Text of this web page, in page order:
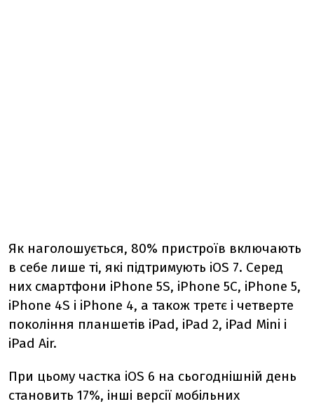
Як наголошується, 80% пристроїв включають
в себе лише ті, які підтримують iOS 7. Серед
них смартфони iPhone 5S, iPhone 5C, iPhone 5,
iPhone 4S і iPhone 4, а також третє і четверте
покоління планшетів iPad, iPad 2, iPad Mini і
iPad Air.
При цьому частка iOS 6 на сьогоднішній день
становить 17%, інші версії мобільних